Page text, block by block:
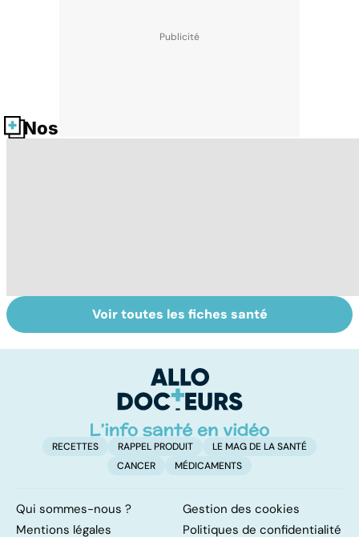
Nos fiches santé
Tout savoir sur le
vitiligo
Prurit,
démangeaisons :
peau qui gratte !
Voir toutes les fiches santé
RECETTES RAPPEL PRODUIT
LE MAG DE LA SANTÉ
CANCER
MÉDICAMENTS
Qui sommes-nous ?
Gestion des cookies
Mentions légales
Politiques de confidentialité